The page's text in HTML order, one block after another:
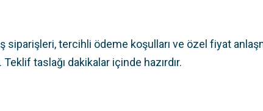
tercihli ödeme koşulları ve özel fiyat
taslağı dakikalar içinde hazırdır.